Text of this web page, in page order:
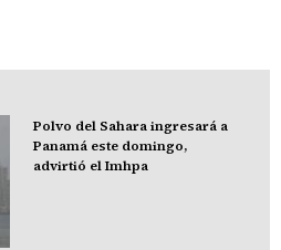
Polvo del Sahara ingresará a
Panamá este domingo,
advirtió el Imhpa